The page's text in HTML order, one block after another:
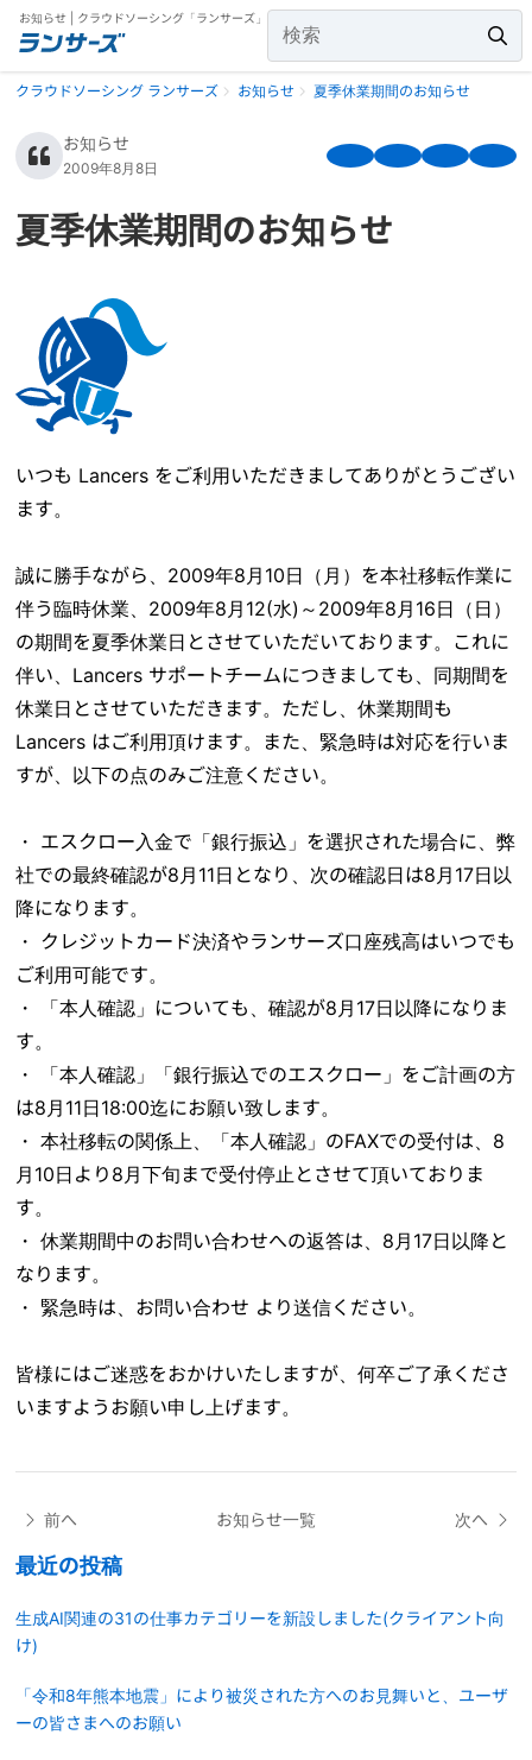
お知らせ | クラウドソーシング「ランサーズ」
クラウドソーシング ランサーズ お知らせ 夏季休業期間のお知らせ
お知らせ
2009年8月8日
夏季休業期間のお知らせ
いつも Lancers をご利用いただきましてありがとうござい
ます。
誠に勝手ながら、2009年8月10日（月）を本社移転作業に
伴う臨時休業、2009年8月12(水)～2009年8月16日（日）
の期間を夏季休業日とさせていただいております。これに
伴い、Lancers サポートチームにつきましても、同期間を
休業日とさせていただきます。ただし、休業期間も
Lancers はご利用頂けます。また、緊急時は対応を行いま
すが、以下の点のみご注意ください。
・ エスクロー入金で「銀行振込」を選択された場合に、弊
社での最終確認が8月11日となり、次の確認日は8月17日以
降になります。
・ クレジットカード決済やランサーズ口座残高はいつでも
ご利用可能です。
・ 「本人確認」についても、確認が8月17日以降になりま
す。
・ 「本人確認」「銀行振込でのエスクロー」をご計画の方
は8月11日18:00迄にお願い致します。
・ 本社移転の関係上、「本人確認」のFAXでの受付は、8
月10日より8月下旬まで受付停止とさせて頂いておりま
す。
・ 休業期間中のお問い合わせへの返答は、8月17日以降と
なります。
・ 緊急時は、お問い合わせ より送信ください。
皆様にはご迷惑をおかけいたしますが、何卒ご了承くださ
いますようお願い申し上げます。
前へ お知らせ一覧 次へ
最近の投稿
生成AI関連の31の仕事カテゴリーを新設しました(クライアント向
け)
「令和8年熊本地震」により被災された方へのお見舞いと、ユーザ
ーの皆さまへのお願い